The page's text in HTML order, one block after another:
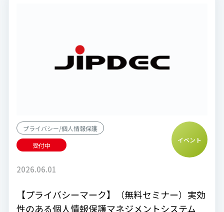
プライバシー/個人情報保護
受付中
イベント
2026.06.01
【プライバシーマーク】（無料セミナー）実効
性のある個人情報保護マネジメントシステム